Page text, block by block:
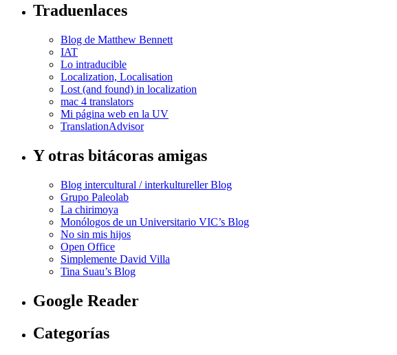
Traduenlaces
Blog de Matthew Bennett
IAT
Lo intraducible
Localization, Localisation
Lost (and found) in localization
mac 4 translators
Mi página web en la UV
TranslationAdvisor
Y otras bitácoras amigas
Blog intercultural / interkultureller Blog
Grupo Paleolab
La chirimoya
Monólogos de un Universitario VIC’s Blog
No sin mis hijos
Open Office
Simplemente David Villa
Tina Suau’s Blog
Google Reader
Categorías